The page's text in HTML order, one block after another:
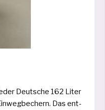
Deutsche 162 Liter
Das ent­